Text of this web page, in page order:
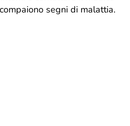
segni di malattia.